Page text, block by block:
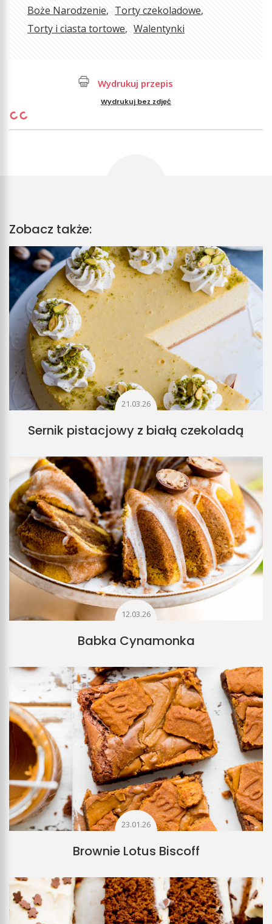
Boże Narodzenie
Torty czekoladowe
Torty i ciasta tortowe
Walentynki
Wydrukuj przepis
Wydrukuj bez zdjęć
Zobacz także:
21.03.26
Sernik pistacjowy z białą czekoladą
12.03.26
Babka Cynamonka
23.01.26
Brownie Lotus Biscoff